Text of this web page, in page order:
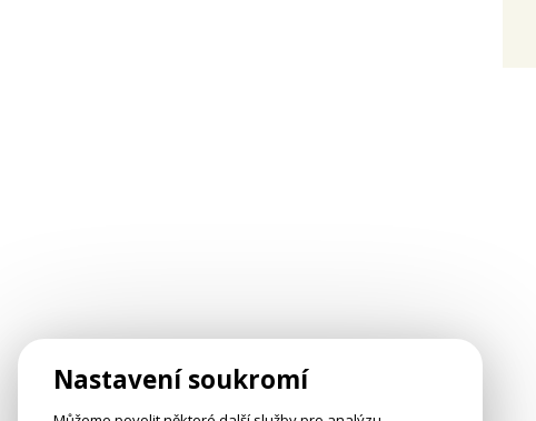
Nastavení soukromí